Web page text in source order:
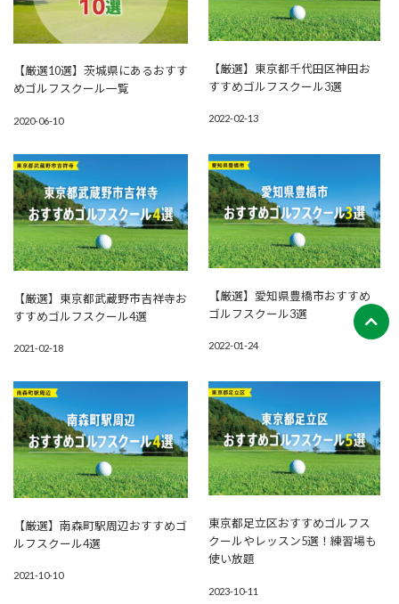
【厳選10選】茨城県にあるおすす
めゴルフスクール一覧
2020-06-10
【厳選】東京都千代田区神田お
すすめゴルフスクール3選
2022-02-13
【厳選】東京都武蔵野市吉祥寺お
すすめゴルフスクール4選
2021-02-18
【厳選】愛知県豊橋市おすすめ
ゴルフスクール3選
2022-01-24
【厳選】南森町駅周辺おすすめゴ
ルフスクール4選
2021-10-10
東京都足立区おすすめゴルフス
クールやレッスン5選！練習場も
使い放題
2023-10-11